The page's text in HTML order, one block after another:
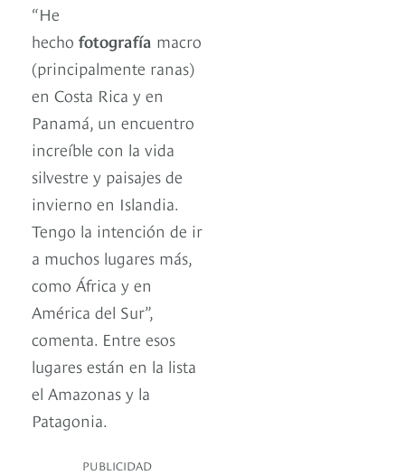
“He
hecho fotografía macro
(principalmente ranas)
en Costa Rica y en
Panamá, un encuentro
increíble con la vida
silvestre y paisajes de
invierno en Islandia.
Tengo la intención de ir
a muchos lugares más,
como África y en
América del Sur”,
comenta. Entre esos
lugares están en la lista
el Amazonas y la
Patagonia.
PUBLICIDAD